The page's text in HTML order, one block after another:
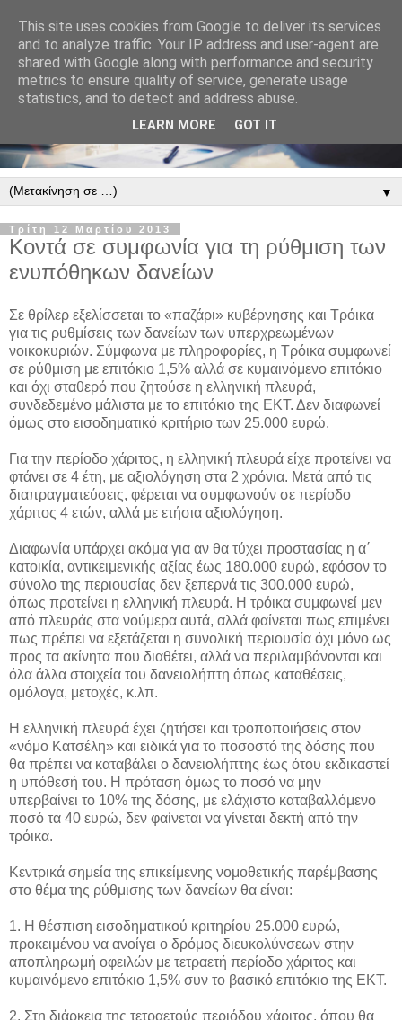
▼
Τρίτη 12 Μαρτίου 2013
Κοντά σε συμφωνία για τη ρύθμιση των
ενυπόθηκων δανείων
Σε θρίλερ εξελίσσεται το «παζάρι» κυβέρνησης και Τρόικα
για τις ρυθμίσεις των δανείων των υπερχρεωμένων
νοικοκυριών. Σύμφωνα με πληροφορίες, η Τρόικα συμφωνεί
σε ρύθμιση με επιτόκιο 1,5% αλλά σε κυμαινόμενο επιτόκιο
και όχι σταθερό που ζητούσε η ελληνική πλευρά,
συνδεδεμένο μάλιστα με το επιτόκιο της ΕΚΤ. Δεν διαφωνεί
όμως στο εισοδηματικό κριτήριο των 25.000 ευρώ.
Για την περίοδο χάριτος, η ελληνική πλευρά είχε προτείνει να
φτάνει σε 4 έτη, με αξιολόγηση στα 2 χρόνια. Μετά από τις
διαπραγματεύσεις, φέρεται να συμφωνούν σε περίοδο
χάριτος 4 ετών, αλλά με ετήσια αξιολόγηση.
Διαφωνία υπάρχει ακόμα για αν θα τύχει προστασίας η α΄
κατοικία, αντικειμενικής αξίας έως 180.000 ευρώ, εφόσον το
σύνολο της περιουσίας δεν ξεπερνά τις 300.000 ευρώ,
όπως προτείνει η ελληνική πλευρά. Η τρόικα συμφωνεί μεν
από πλευράς στα νούμερα αυτά, αλλά φαίνεται πως επιμένει
πως πρέπει να εξετάζεται η συνολική περιουσία όχι μόνο ως
προς τα ακίνητα που διαθέτει, αλλά να περιλαμβάνονται και
όλα άλλα στοιχεία του δανειολήπτη όπως καταθέσεις,
ομόλογα, μετοχές, κ.λπ.
Η ελληνική πλευρά έχει ζητήσει και τροποποιήσεις στον
«νόμο Κατσέλη» και ειδικά για το ποσοστό της δόσης που
θα πρέπει να καταβάλει ο δανειολήπτης έως ότου εκδικαστεί
η υπόθεσή του. Η πρόταση όμως το ποσό να μην
υπερβαίνει το 10% της δόσης, με ελάχιστο καταβαλλόμενο
ποσό τα 40 ευρώ, δεν φαίνεται να γίνεται δεκτή από την
τρόικα.
Κεντρικά σημεία της επικείμενης νομοθετικής παρέμβασης
στο θέμα της ρύθμισης των δανείων θα είναι:
1. Η θέσπιση εισοδηματικού κριτηρίου 25.000 ευρώ,
προκειμένου να ανοίγει ο δρόμος διευκολύνσεων στην
αποπληρωμή οφειλών με τετραετή περίοδο χάριτος και
κυμαινόμενο επιτόκιο 1,5% συν το βασικό επιτόκιο της ΕΚΤ.
2. Στη διάρκεια της τετραετούς περιόδου χάριτος, όπου θα
This site uses cookies from Google to deliver its services
and to analyze traffic. Your IP address and user-agent are
shared with Google along with performance and security
metrics to ensure quality of service, generate usage
statistics, and to detect and address abuse.
LEARN MORE GOT IT